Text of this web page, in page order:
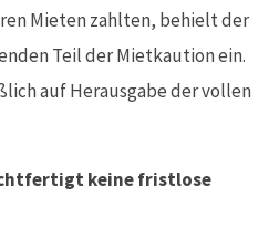
Mieten zahlten, behielt der
Teil der Mietkaution ein.
auf Herausgabe der vollen
keine fristlose